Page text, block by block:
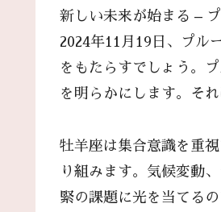
新しい未来が始まる –
2024年11月19日、プル
をもたらすでしょう。
を明らかにします。そ
牡羊座は集合意識を重
り組みます。気候変動
緊の課題に光を当てる